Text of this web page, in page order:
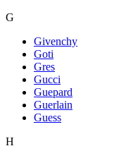
G
Givenchy
Goti
Gres
Gucci
Guepard
Guerlain
Guess
H